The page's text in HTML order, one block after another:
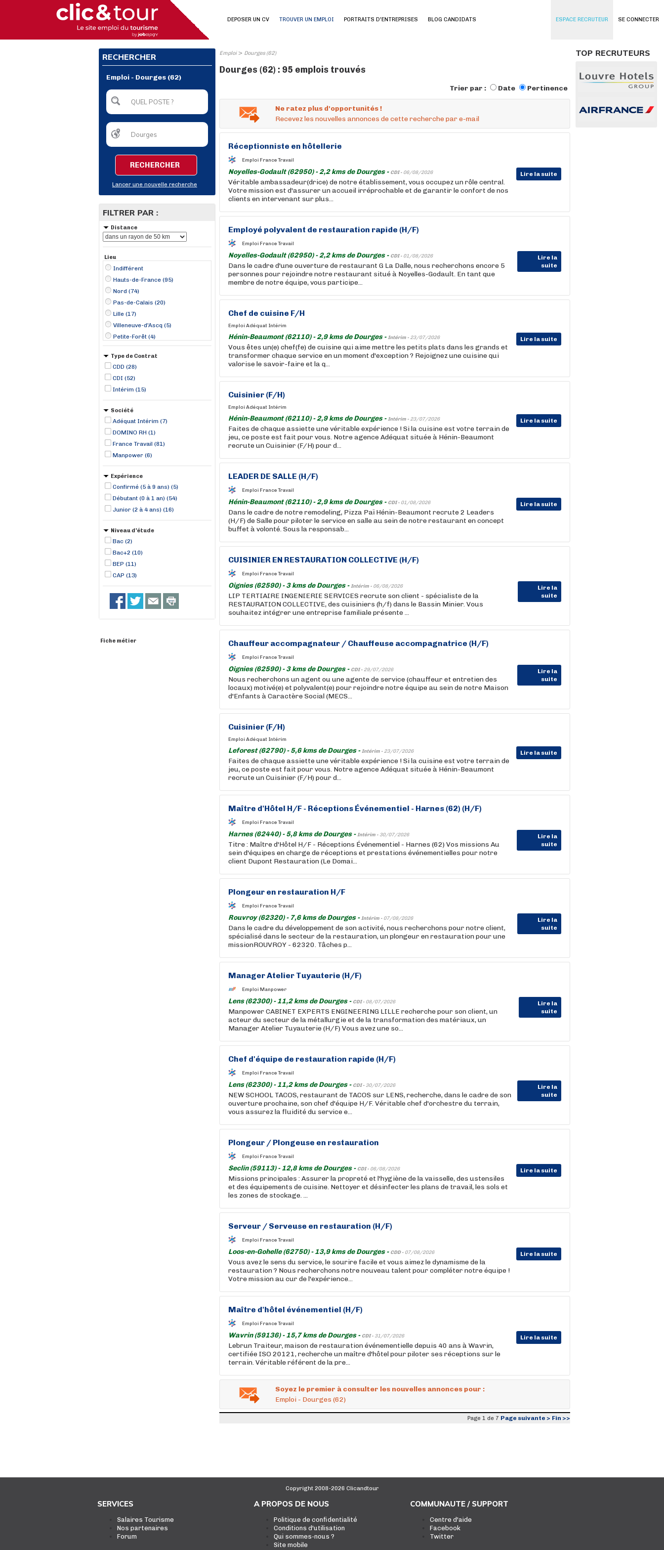
SE CONNECTER
DEPOSER UN CV TROUVER UN EMPLOI PORTRAITS D'ENTREPRISES BLOG CANDIDATS ESPACE RECRUTEUR
RECHERCHER
Emploi - Dourges (62)
RECHERCHER
Lancer une nouvelle recherche
FILTRER PAR :
Distance
Lieu
Indifférent
Hauts-de-France (95)
Nord (74)
Pas-de-Calais (20)
Lille (17)
Villeneuve-d'Ascq (5)
Petite-Forêt (4)
Roubaix (4)
Arras (3)
Cambrai (3)
Englos (3)
Hénin-Beaumont (3)
Type de Contrat
CDD (28)
CDI (52)
Intérim (15)
Société
Adéquat Intérim (7)
DOMINO RH (1)
France Travail (81)
Manpower (6)
Expérience
Confirmé (5 à 9 ans) (5)
Débutant (0 à 1 an) (54)
Junior (2 à 4 ans) (16)
Niveau d'étude
Bac (2)
Bac+2 (10)
BEP (11)
CAP (13)
Fiche métier
Emploi> Dourges (62)
Dourges (62) : 95 emplois trouvés
Trier par : Date Pertinence
Ne ratez plus d'opportunités !
Recevez les nouvelles annonces de cette recherche par e-mail
Réceptionniste en hôtellerie
Emploi France Travail
Noyelles-Godault (62950) - 2,2 kms de Dourges - CDI - 06/08/2026 Lire la suite
Véritable ambassadeur(drice) de notre établissement, vous occupez un rôle central.
Votre mission est d'assurer un accueil irréprochable et de garantir le confort de nos
clients en intervenant sur plus...
Employé polyvalent de restauration rapide (H/F)
Emploi France Travail
Noyelles-Godault (62950) - 2,2 kms de Dourges - CDI - 01/08/2026
Lire la
suite
Dans le cadre d'une ouverture de restaurant G La Dalle, nous recherchons encore 5
personnes pour rejoindre notre restaurant situé à Noyelles-Godault. En tant que
membre de notre équipe, vous participe...
Chef de cuisine F/H
Emploi Adéquat Intérim
Hénin-Beaumont (62110) - 2,9 kms de Dourges -Intérim - 23/07/2026 Lire la suite
Vous êtes un(e) chef(fe) de cuisine qui aime mettre les petits plats dans les grands et
transformer chaque service en un moment d'exception ? Rejoignez une cuisine qui
valorise le savoir-faire et la q...
Cuisinier (F/H)
Emploi Adéquat Intérim
Hénin-Beaumont (62110) - 2,9 kms de Dourges -Intérim - 23/07/2026 Lire la suite
Faites de chaque assiette une véritable expérience ! Si la cuisine est votre terrain de
jeu, ce poste est fait pour vous. Notre agence Adéquat située à Hénin-Beaumont
recrute un Cuisinier (F/H) pour d...
LEADER DE SALLE (H/F)
Emploi France Travail
Hénin-Beaumont (62110) - 2,9 kms de Dourges - CDI - 01/08/2026 Lire la suite
Dans le cadre de notre remodeling, Pizza Paï Hénin-Beaumont recrute 2 Leaders
(H/F) de Salle pour piloter le service en salle au sein de notre restaurant en concept
buffet à volonté. Sous la responsab...
CUISINIER EN RESTAURATION COLLECTIVE (H/F)
Emploi France Travail
Oignies (62590) - 3 kms de Dourges -Intérim - 06/08/2026
Lire la
suite
LIP TERTIAIRE INGENIERIE SERVICES recrute son client - spécialiste de la
RESTAURATION COLLECTIVE, des cuisiniers (h/f) dans le Bassin Minier. Vous
souhaitez intégrer une entreprise familiale présente ...
Chauffeur accompagnateur / Chauffeuse accompagnatrice (H/F)
Emploi France Travail
Oignies (62590) - 3 kms de Dourges - CDI - 29/07/2026
Lire la
suite
Nous recherchons un agent ou une agente de service (chauffeur et entretien des
locaux) motivé(e) et polyvalent(e) pour rejoindre notre équipe au sein de notre Maison
d'Enfants à Caractère Social (MECS...
Cuisinier (F/H)
Emploi Adéquat Intérim
Leforest (62790) - 5,6 kms de Dourges -Intérim - 23/07/2026 Lire la suite
Faites de chaque assiette une véritable expérience ! Si la cuisine est votre terrain de
jeu, ce poste est fait pour vous. Notre agence Adéquat située à Hénin-Beaumont
recrute un Cuisinier (F/H) pour d...
Maître d'Hôtel H/F - Réceptions Événementiel - Harnes (62) (H/F)
Emploi France Travail
Harnes (62440) - 5,8 kms de Dourges -Intérim - 30/07/2026
Lire la
suite
Titre : Maître d'Hôtel H/F - Réceptions Événementiel - Harnes (62) Vos missions Au
sein d'équipes en charge de réceptions et prestations événementielles pour notre
client Dupont Restauration (Le Domai...
Plongeur en restauration H/F
Emploi France Travail
Rouvroy (62320) - 7,6 kms de Dourges -Intérim - 07/08/2026
Lire la
suite
Dans le cadre du développement de son activité, nous recherchons pour notre client,
spécialisé dans le secteur de la restauration, un plongeur en restauration pour une
missionROUVROY - 62320. Tâches p...
Manager Atelier Tuyauterie (H/F)
Emploi Manpower
Lens (62300) - 11,2 kms de Dourges - CDI - 08/07/2026
Lire la
suite
Manpower CABINET EXPERTS ENGINEERING LILLE recherche pour son client, un
acteur du secteur de la métallurgie et de la transformation des matériaux, un
Manager Atelier Tuyauterie (H/F) Vous avez une so...
Chef d'équipe de restauration rapide (H/F)
Emploi France Travail
Lens (62300) - 11,2 kms de Dourges - CDI - 30/07/2026
Lire la
suite
NEW SCHOOL TACOS, restaurant de TACOS sur LENS, recherche, dans le cadre de son
ouverture prochaine, son chef d'équipe H/F. Véritable chef d'orchestre du terrain,
vous assurez la fluidité du service e...
Plongeur / Plongeuse en restauration
Emploi France Travail
Seclin (59113) - 12,8 kms de Dourges - CDI - 06/08/2026 Lire la suite
Missions principales : Assurer la propreté et l'hygiène de la vaisselle, des ustensiles
et des équipements de cuisine. Nettoyer et désinfecter les plans de travail, les sols et
les zones de stockage. ...
Serveur / Serveuse en restauration (H/F)
Emploi France Travail
Loos-en-Gohelle (62750) - 13,9 kms de Dourges - CDD - 07/08/2026 Lire la suite
Vous avez le sens du service, le sourire facile et vous aimez le dynamisme de la
restauration ? Nous recherchons notre nouveau talent pour compléter notre équipe !
Votre mission au cur de l'expérience...
Maître d'hôtel événementiel (H/F)
Emploi France Travail
Wavrin (59136) - 15,7 kms de Dourges - CDI - 31/07/2026 Lire la suite
Lebrun Traiteur, maison de restauration événementielle depuis 40 ans à Wavrin,
certifiée ISO 20121, recherche un maître d'hôtel pour piloter ses réceptions sur le
terrain. Véritable référent de la pre...
Soyez le premier à consulter les nouvelles annonces pour :
Emploi - Dourges (62)
Page 1 de 7 Page suivante > Fin >>
TOP RECRUTEURS
Copyright 2008-2026 Clicandtour
SERVICES
Salaires Tourisme
Nos partenaires
Forum
A PROPOS DE NOUS
Politique de confidentialité
Conditions d'utilisation
Qui sommes-nous ?
Site mobile
COMMUNAUTE / SUPPORT
Centre d'aide
Facebook
Twitter